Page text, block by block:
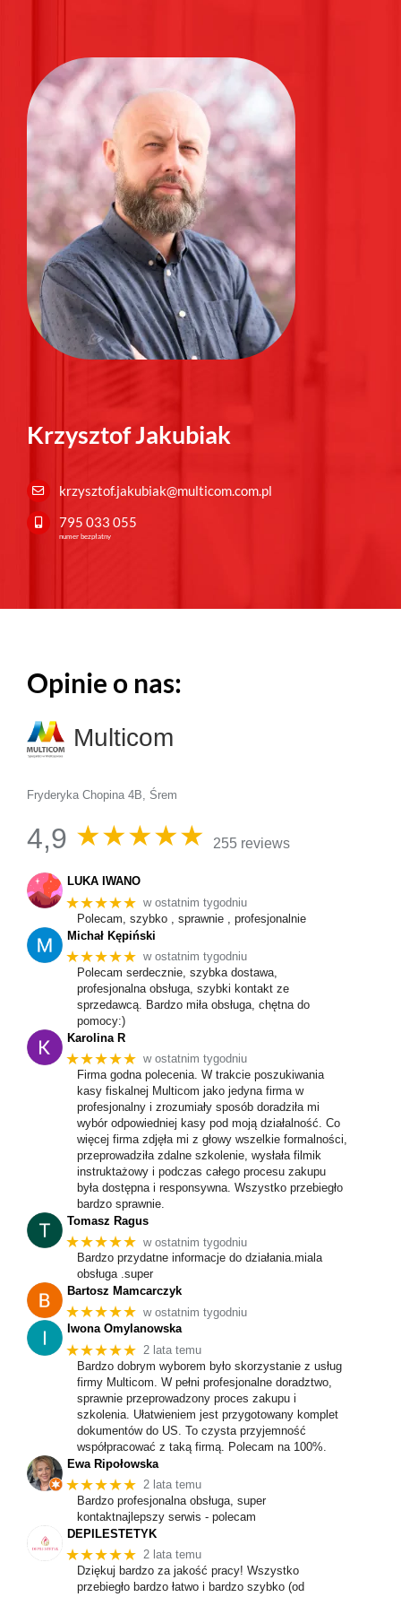
Krzysztof Jakubiak
krzysztof.jakubiak@multicom.com.pl
795 033 055
numer bezpłatny
Opinie o nas:
Multicom
Fryderyka Chopina 4B, Śrem
4,9 ★★★★★ 255 reviews
LUKA IWANO
★★★★★ w ostatnim tygodniu
Polecam, szybko , sprawnie , profesjonalnie
Michał Kępiński
★★★★★ w ostatnim tygodniu
Polecam serdecznie, szybka dostawa,
profesjonalna obsługa, szybki kontakt ze
sprzedawcą. Bardzo miła obsługa, chętna do
pomocy:)
Karolina R
★★★★★ w ostatnim tygodniu
Firma godna polecenia. W trakcie poszukiwania
kasy fiskalnej Multicom jako jedyna firma w
profesjonalny i zrozumiały sposób doradziła mi
wybór odpowiedniej kasy pod moją działalność. Co
więcej firma zdjęła mi z głowy wszelkie formalności,
przeprowadziła zdalne szkolenie, wysłała filmik
instruktażowy i podczas całego procesu zakupu
była dostępna i responsywna. Wszystko przebiegło
bardzo sprawnie.
Tomasz Ragus
★★★★★ w ostatnim tygodniu
Bardzo przydatne informacje do działania.miala
obsługa .super
Bartosz Mamcarczyk
★★★★★ w ostatnim tygodniu
Iwona Omylanowska
★★★★★ 2 lata temu
Bardzo dobrym wyborem było skorzystanie z usług
firmy Multicom. W pełni profesjonalne doradztwo,
sprawnie przeprowadzony proces zakupu i
szkolenia. Ułatwieniem jest przygotowany komplet
dokumentów do US. To czysta przyjemność
współpracować z taką firmą. Polecam na 100%.
Ewa Ripołowska
★★★★★ 2 lata temu
Bardzo profesjonalna obsługa, super
kontaktnajlepszy serwis - polecam
DEPILESTETYK
★★★★★ 2 lata temu
Dziękuj bardzo za jakość pracy! Wszystko
przebiegło bardzo łatwo i bardzo szybko (od